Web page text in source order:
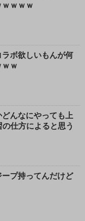
ｗｗｗ
ラボ欲しいもんが何
ｗ
どんなにやっても上
仕方によると思う
ープ持ってんだけど